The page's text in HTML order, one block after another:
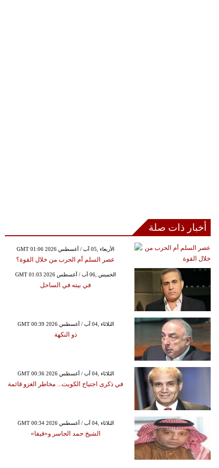
أخبار ذات صلة
GMT 01:06 2026 الأربعاء ,05 آب / أغسطس
عصر السلم أم الحرب من خلال القوة؟
GMT 01:03 2026 الخميس ,06 آب / أغسطس
في بيته في الساحل
GMT 00:39 2026 الثلاثاء ,04 آب / أغسطس
ذو النكهة
GMT 00:36 2026 الثلاثاء ,04 آب / أغسطس
في ذكرى اجتياح الكويت... مخاطر الغزو قائمة
GMT 00:34 2026 الثلاثاء ,04 آب / أغسطس
الشيخ حمد الجاسر و«فيفا»